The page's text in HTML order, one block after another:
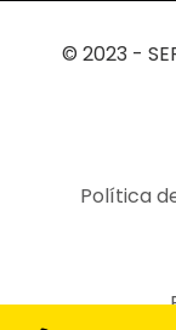
© 2023 -
Política